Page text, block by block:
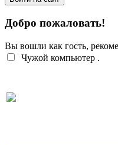
Добро пожаловать!
Вы вошли как гость,
Чужой компьютер .